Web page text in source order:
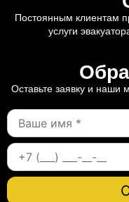
Постоянным клиентам
услуги
Оставьте заявку и наши